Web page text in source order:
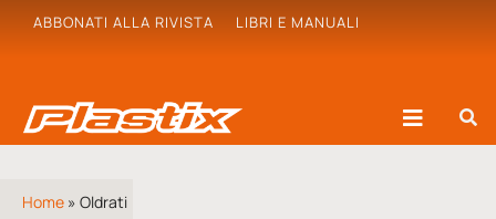
ABBONATI ALLA RIVISTA LIBRI E MANUALI
Home » Oldrati